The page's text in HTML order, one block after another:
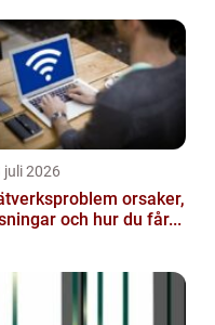
juli 2026
orsaker,
och hur du får...